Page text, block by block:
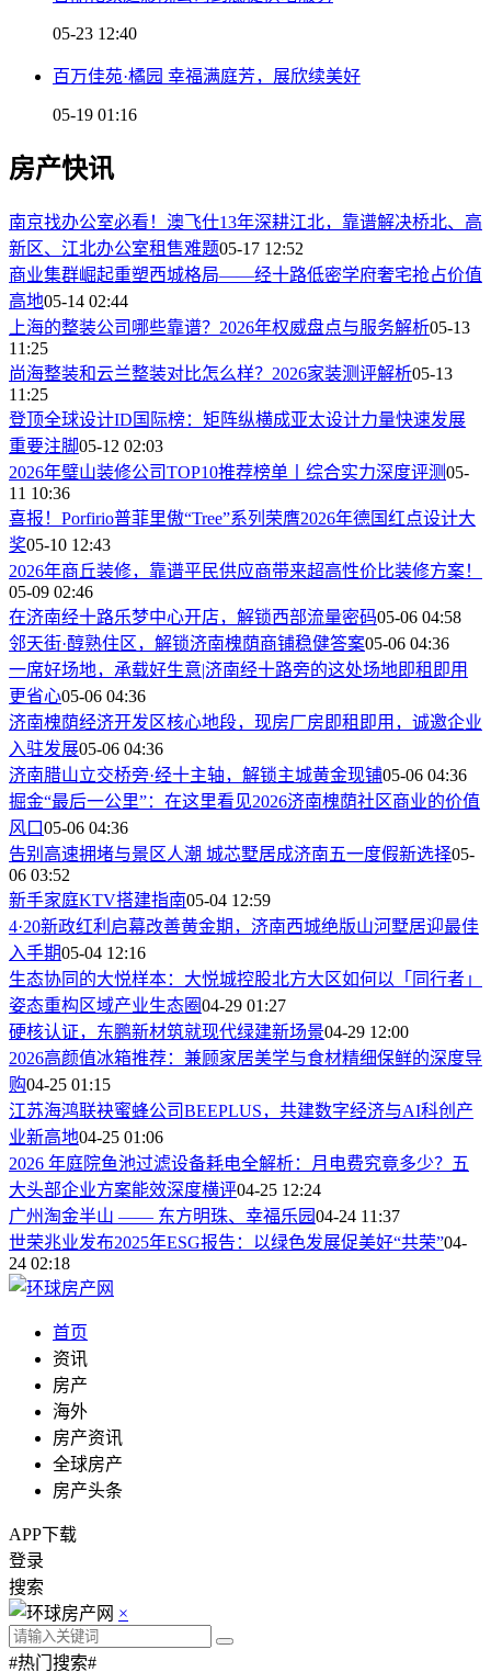
05-23 12:40
百万佳苑·橘园 幸福满庭芳，展欣续美好
05-19 01:16
房产快讯
南京找办公室必看！澳飞仕13年深耕江北，靠谱解决桥北、高
新区、江北办公室租售难题05-17 12:52
商业集群崛起重塑西城格局——经十路低密学府奢宅抢占价值
高地05-14 02:44
上海的整装公司哪些靠谱？2026年权威盘点与服务解析05-13
11:25
尚海整装和云兰整装对比怎么样？2026家装测评解析05-13
11:25
登顶全球设计ID国际榜：矩阵纵横成亚太设计力量快速发展
重要注脚05-12 02:03
2026年璧山装修公司TOP10推荐榜单丨综合实力深度评测05-
11 10:36
喜报！Porfirio普菲里傲“Tree”系列荣膺2026年德国红点设计大
奖05-10 12:43
2026年商丘装修，靠谱平民供应商带来超高性价比装修方案！
05-09 02:46
在济南经十路乐梦中心开店，解锁西部流量密码05-06 04:58
邻天街·醇熟住区，解锁济南槐荫商铺稳健答案05-06 04:36
一席好场地，承载好生意|济南经十路旁的这处场地即租即用
更省心05-06 04:36
济南槐荫经济开发区核心地段，现房厂房即租即用，诚邀企业
入驻发展05-06 04:36
济南腊山立交桥旁·经十主轴，解锁主城黄金现铺05-06 04:36
掘金“最后一公里”：在这里看见2026济南槐荫社区商业的价值
风口05-06 04:36
告别高速拥堵与景区人潮 城芯墅居成济南五一度假新选择05-
06 03:52
新手家庭KTV搭建指南05-04 12:59
4·20新政红利启幕改善黄金期，济南西城绝版山河墅居迎最佳
入手期05-04 12:16
生态协同的大悦样本：大悦城控股北方大区如何以「同行者」
姿态重构区域产业生态圈04-29 01:27
硬核认证，东鹏新材筑就现代绿建新场景04-29 12:00
2026高颜值冰箱推荐：兼顾家居美学与食材精细保鲜的深度导
购04-25 01:15
江苏海鸿联袂蜜蜂公司BEEPLUS，共建数字经济与AI科创产
业新高地04-25 01:06
2026 年庭院鱼池过滤设备耗电全解析：月电费究竟多少？五
大头部企业方案能效深度横评04-25 12:24
广州淘金半山 —— 东方明珠、幸福乐园04-24 11:37
世荣兆业发布2025年ESG报告：以绿色发展促美好“共荣”04-
24 02:18
首页
资讯
房产
海外
房产资讯
全球房产
房产头条
APP下载
登录
搜索
×
#热门搜索#